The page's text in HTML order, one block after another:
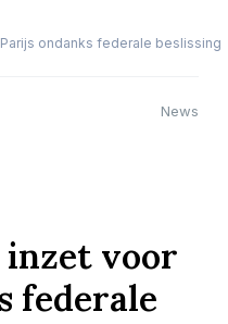
ondanks federale beslissing
News
inzet voor
federale